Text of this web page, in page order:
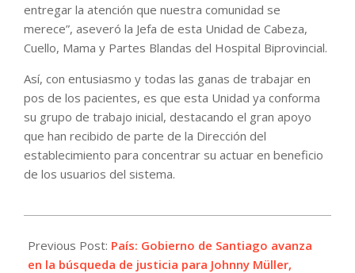
entregar la atención que nuestra comunidad se
merece”, aseveró la Jefa de esta Unidad de Cabeza,
Cuello, Mama y Partes Blandas del Hospital Biprovincial.
Así, con entusiasmo y todas las ganas de trabajar en
pos de los pacientes, es que esta Unidad ya conforma
su grupo de trabajo inicial, destacando el gran apoyo
que han recibido de parte de la Dirección del
establecimiento para concentrar su actuar en beneficio
de los usuarios del sistema.
08-
17
Previous Post: País: Gobierno de Santiago avanza
en la búsqueda de justicia para Johnny Müller,